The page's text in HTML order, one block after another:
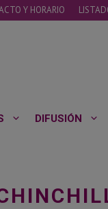
Y HORARIO
DIFUSIÓN